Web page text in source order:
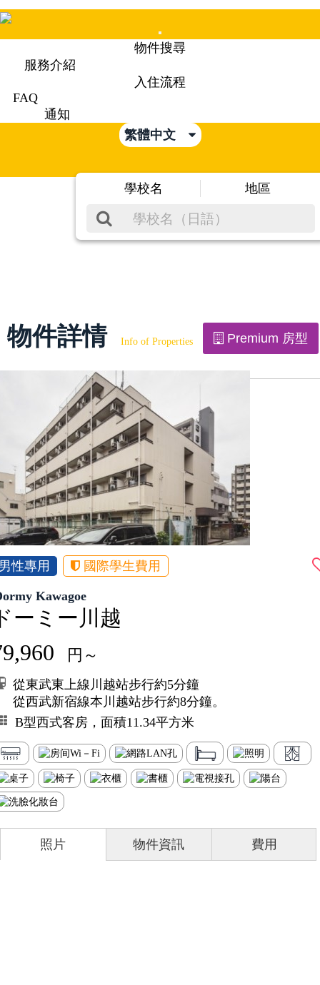
Mobile
Menu
物件搜尋
服務介紹
入住流程
FAQ
通知
繁體中文
學校名 地區
物件詳情 Info of Properties Premium 房型
性專用 國際學生費用
Kawagoe
ーミー川越
円～
從東武東上線川越站步行約5分鐘
從西武新宿線本川越站步行約8分鐘。
B型西式客房，面積11.34平方米
照片 物件資訊 費用